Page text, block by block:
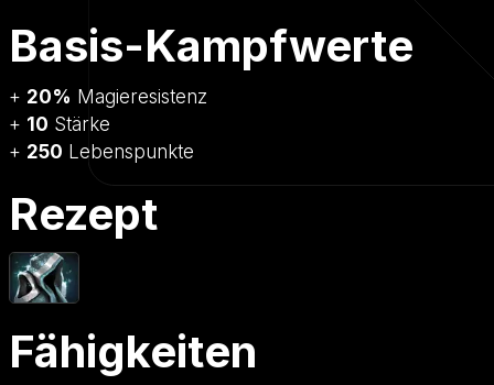
Basis-Kampfwerte
+ 20% Magieresistenz
+ 10 Stärke
+ 250 Lebenspunkte
Rezept
Fähigkeiten